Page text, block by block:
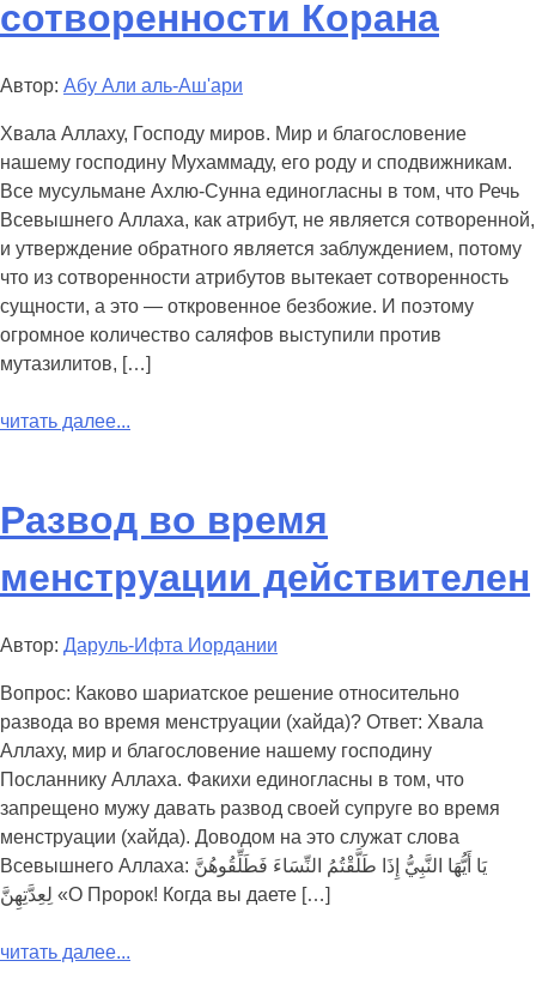
сотворенности Корана
Автор: Абу Али аль-Аш'ари
Хвала Аллаху, Господу миров. Мир и благословение
нашему господину Мухаммаду, его роду и сподвижникам.
Все мусульмане Ахлю-Сунна единогласны в том, что Речь
Всевышнего Аллаха, как атрибут, не является сотворенной,
и утверждение обратного является заблуждением, потому
что из сотворенности атрибутов вытекает сотворенность
сущности, а это — откровенное безбожие. И поэтому
огромное количество саляфов выступили против
мутазилитов, […]
читать далее...
Развод во время
менструации действителен
Автор: Даруль-Ифта Иордании
Вопрос: Каково шариатское решение относительно
развода во время менструации (хайда)? Ответ: Хвала
Аллаху, мир и благословение нашему господину
Посланнику Аллаха. Факихи единогласны в том, что
запрещено мужу давать развод своей супруге во время
менструации (хайда). Доводом на это служат слова
Всевышнего Аллаха: يَا أَيُّهَا النَّبِيُّ إِذَا طَلَّقْتُمُ النِّسَاءَ فَطَلِّقُوهُنَّ
لِعِدَّتِهِنَّ «О Пророк! Когда вы даете […]
читать далее...